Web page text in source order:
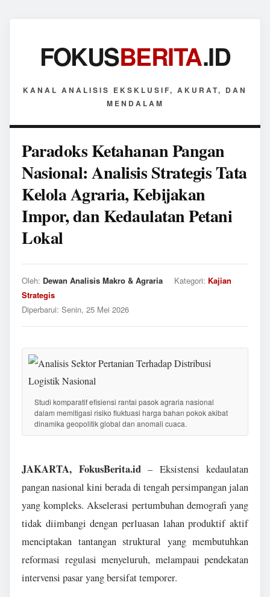
FOKUSBERITA.ID
KANAL ANALISIS EKSKLUSIF, AKURAT, DAN
MENDALAM
Paradoks Ketahanan Pangan
Nasional: Analisis Strategis Tata
Kelola Agraria, Kebijakan
Impor, dan Kedaulatan Petani
Lokal
Oleh: Dewan Analisis Makro & Agraria Kategori: Kajian
Strategis
Diperbarui: Senin, 25 Mei 2026
Studi komparatif efisiensi rantai pasok agraria nasional
dalam memitigasi risiko fluktuasi harga bahan pokok akibat
dinamika geopolitik global dan anomali cuaca.
JAKARTA, FokusBerita.id– Eksistensi kedaulatan
pangan nasional kini berada di tengah persimpangan jalan
yang kompleks. Akselerasi pertumbuhan demografi yang
tidak diimbangi dengan perluasan lahan produktif aktif
menciptakan tantangan struktural yang membutuhkan
reformasi regulasi menyeluruh, melampaui pendekatan
intervensi pasar yang bersifat temporer.